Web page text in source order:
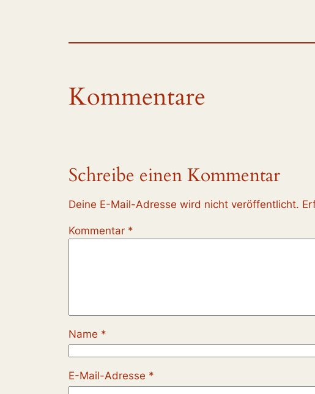
Kommentare
Schreibe einen Kommentar
Deine E-Mail-Adresse wird nicht veröffentlicht.
Kommentar *
Name *
E-Mail-Adresse *